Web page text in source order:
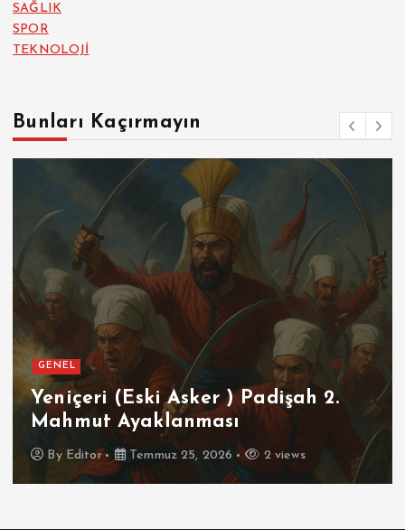
SAĞLIK
SPOR
TEKNOLOJİ
Bunları Kaçırmayın
GENEL
Yeniçeri (Eski Asker ) Padişah 2.
Mahmut Ayaklanması
By Editor Temmuz 25, 2026 2 views